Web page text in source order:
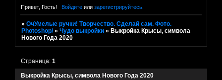
Привет, Гость! Войдитеили зарегистрируйтесь.
»ОчУмелые ручки! Творчество. Сделай сам. Фото.
Photoshop/ »Чудо выкройки » Выкройка Крысы, символа
Нового Года 2020
Выкройка Крысы, символа Нового Года 2020
Страница:1